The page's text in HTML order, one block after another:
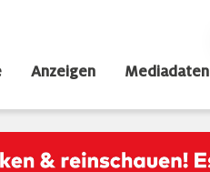
Anzeigen Mediadaten